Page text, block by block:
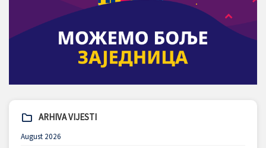
ARHIVA VIJESTI
August 2026